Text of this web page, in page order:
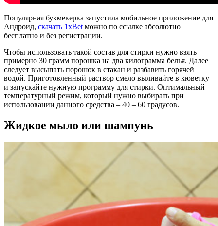
Популярная букмекерка запустила мобильное приложение для
Андроид, скачать 1xBet можно по ссылке абсолютно
бесплатно и без регистрации.
Чтобы использовать такой состав для стирки нужно взять
примерно 30 грамм порошка на два килограмма белья. Далее
следует высыпать порошок в стакан и разбавить горячей
водой. Приготовленный раствор смело выливайте в кюветку
и запускайте нужную программу для стирки. Оптимальный
температурный режим, который нужно выбирать при
использовании данного средства – 40 – 60 градусов.
Жидкое мыло или шампунь